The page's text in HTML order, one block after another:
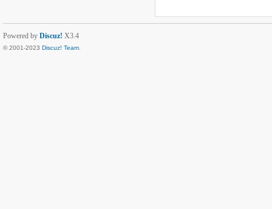
Powered by Discuz! X3.4
© 2001-2023 Discuz! Team